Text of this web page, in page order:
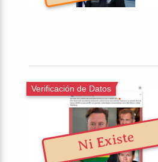
Verificación de Datos
Ni Existe